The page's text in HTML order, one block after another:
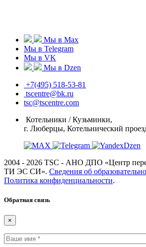
Мы в Max
Мы в Telegram
Мы в VK
Мы в Dzen
+7(495) 518-53-81
tscentre@bk.ru
tsc@tscentre.com
Котельники / Кузьминки,
г. Люберцы, Котельнический
2004 - 2026 TSC - АНО ДПО «Центр
ТИ ЭС СИ». Сведения об
Политика конфиденциальности.
Обратная связь
×